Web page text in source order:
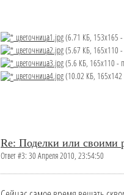
цветочница1.jpg(6.71 КБ, 153x165
цветочница2.jpg(5.67 КБ, 165x110
цветочница3.jpg(5.6 КБ, 165x110 -
цветочница4.jpg(10.02 КБ, 165x142
Re: Поделки или своими
Ответ #3: 30 Апреля 2010, 23:54:50